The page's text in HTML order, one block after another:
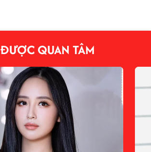
ĐƯỢC QUAN TÂM